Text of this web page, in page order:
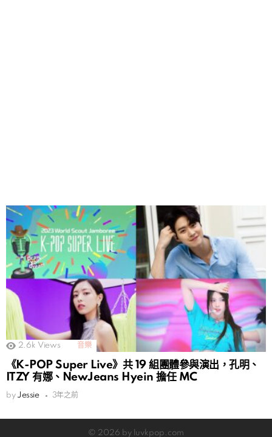
2.6k Views 音樂
《K-POP Super Live》共 19 組團體參與演出，孔明、
ITZY 有娜、NewJeans Hyein 擔任 MC
by Jessie 3年之前
© 2026 by luvkpop.com